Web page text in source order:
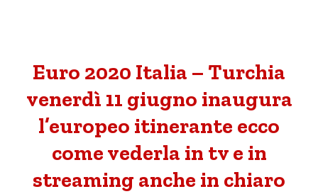
Euro 2020 Italia – Turchia
venerdì 11 giugno inaugura
l’europeo itinerante ecco
come vederla in tv e in
streaming anche in chiaro